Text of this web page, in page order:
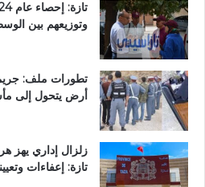
وتوزيعهم بين
تطورات ملف:
أرض يتحول إلى
زلزال إداري يهز
تازة: إعفاءات